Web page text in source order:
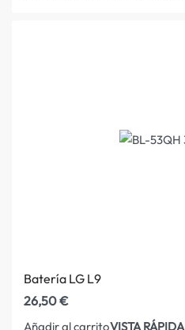
Batería LG L9
26,50€
Añadir al carritoVISTA RÁPIDA